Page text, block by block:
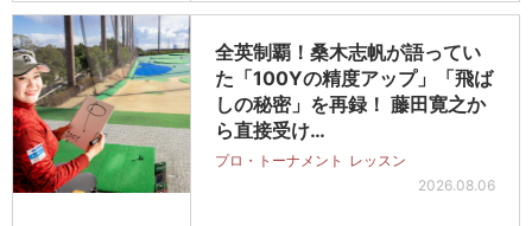
全英制覇！桑木志帆が語ってい
た「100Yの精度アップ」「飛ば
しの秘密」を再録！ 藤田寛之か
ら直接受け…
プロ・トーナメント レッスン
2026.08.06